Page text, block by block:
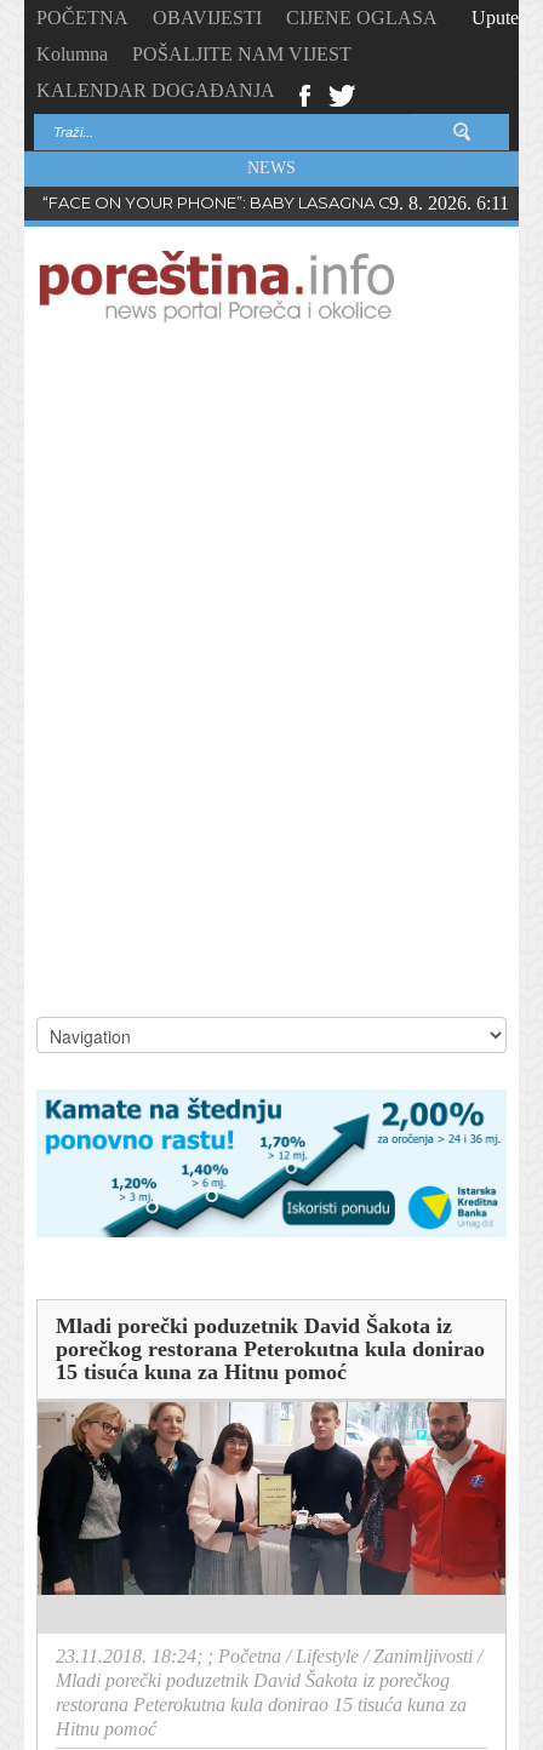
POČETNA OBAVIJESTI
CIJENE OGLASA
Kolumna
POŠALJITE NAM VIJEST
KALENDAR DOGAĐANJA
Upute
NEWS
“FACE ON YOUR PHONE”: BABY LASAGNA OBJAVIO NOVI
9. 8. 2026. 6:11
Mladi porečki poduzetnik David Šakota iz
porečkog restorana Peterokutna kula donirao
15 tisuća kuna za Hitnu pomoć
23.11.2018. 18:24; ; Početna /Lifestyle /Zanimljivosti /
Mladi porečki poduzetnik David Šakota iz porečkog
restorana Peterokutna kula donirao 15 tisuća kuna za
Hitnu pomoć